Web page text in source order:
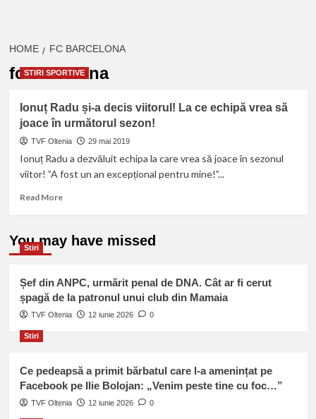
HOME FC BARCELONA
fc barcelona
STIRI SPORTIVE
Ionuț Radu și-a decis viitorul! La ce echipă vrea să
joace în următorul sezon!
TVF Oltenia 29 mai 2019
Ionuț Radu a dezvăluit echipa la care vrea să joace în sezonul
viitor! ”A fost un an excepțional pentru mine!”...
Read MoreRead
Ionuț
Radu
decis
viitorul!
La
să
joace
următorul
You may have missed
Stiri
Șef din ANPC, urmărit penal de DNA. Cât ar fi cerut
șpagă de la patronul unui club din Mamaia
TVF Oltenia 12 iunie 2026 0
Stiri
Ce pedeapsă a primit bărbatul care l-a amenințat pe
Facebook pe Ilie Bolojan: „Venim peste tine cu foc…”
TVF Oltenia 12 iunie 2026 0